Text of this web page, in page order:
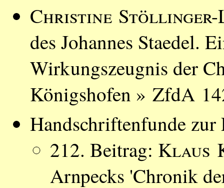
Christine Stöllinger-
des Johannes Staedel.
Wirkungszeugnis der
Königshofen » ZfdA
Handschriftenfunde
212. Beitrag: Klaus
Arnpecks 'Chronik